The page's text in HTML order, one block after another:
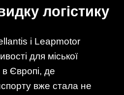
логістику
і Leapmotor
для міської
Європі, де
вже стала не